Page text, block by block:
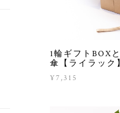
1輪ギフトBOX
傘【ライラック】
¥7,315